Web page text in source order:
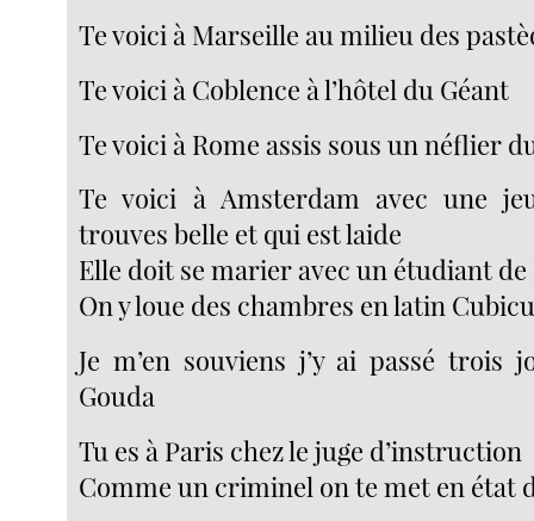
Te voici à Marseille au milieu des
Te voici à Coblence à l’hôtel du Géant
Te voici à Rome assis sous un néflier
Te voici à Amsterdam avec une
trouves belle et qui est laide
Elle doit se marier avec un étudiant de
On y loue des chambres en latin
Je m’en souviens j’y ai passé trois
Gouda
Tu es à Paris chez le juge d’instruction
Comme un criminel on te met en état